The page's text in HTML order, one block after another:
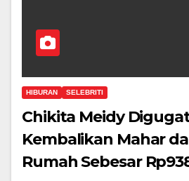
HIBURAN SELEBRITI
Chikita Meidy
Kembalikan Mahar
Rumah Sebesar